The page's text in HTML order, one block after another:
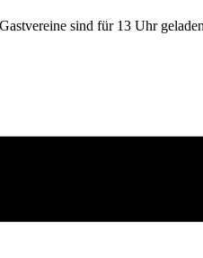
sind für 13 Uhr